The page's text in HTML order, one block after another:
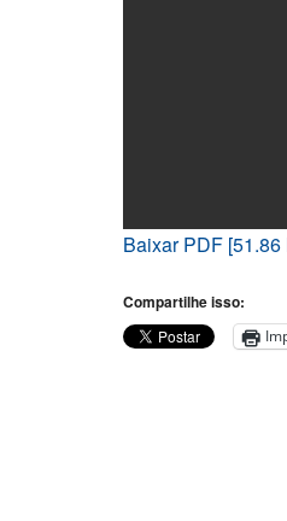
Baixar PDF [51.86
Compartilhe isso: